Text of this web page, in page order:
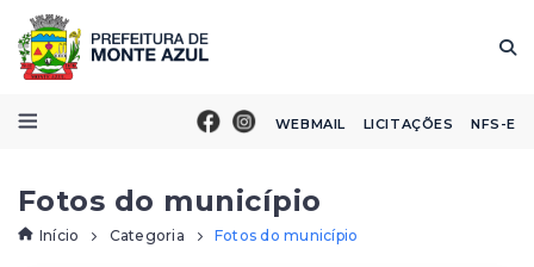
WEBMAIL LICITAÇÕES NFS-E
Fotos do município
Início Categoria Fotos do município